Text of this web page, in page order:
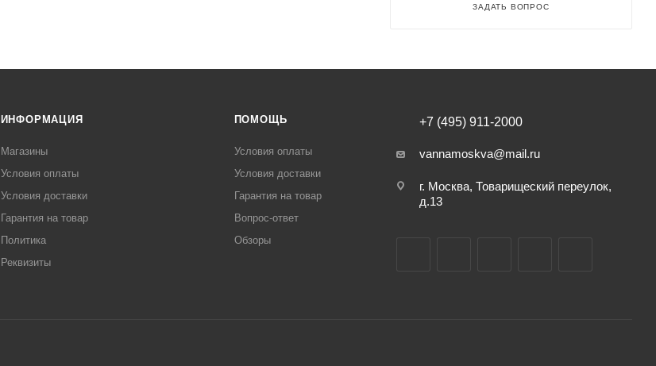
ЗАДАТЬ ВОПРОС
ИНФОРМАЦИЯ
Магазины
Условия оплаты
Условия доставки
Гарантия на товар
Политика
Реквизиты
ПОМОЩЬ
Условия оплаты
Условия доставки
Гарантия на товар
Вопрос-ответ
Обзоры
+7 (495) 911-2000
vannamoskva@mail.ru
г. Москва, Товарищеский переулок,
д.13